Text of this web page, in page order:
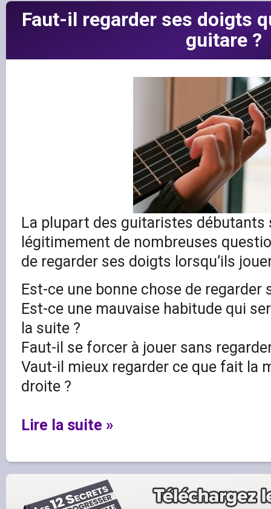
Faut-il regarder ses doigts
guitare ?
La plupart des guitaristes débutants
légitimement de nombreuses
de regarder ses doigts lorsqu’ils
Est-ce une bonne chose de regarder
Est-ce une mauvaise habitude qui
la suite ?
Faut-il se forcer à jouer sans
Vaut-il mieux regarder ce que fait la
droite ?
Lire la suite »